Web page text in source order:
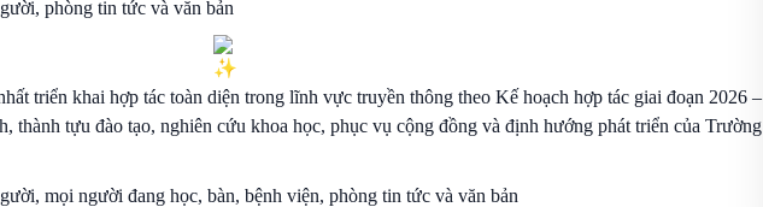
triển khai hợp tác toàn diện trong lĩnh vực truyền thông theo Kế hoạch hợp tác giai đoạn 2026 –
thành tựu đào tạo, nghiên cứu khoa học, phục vụ cộng đồng và định hướng phát triển của Trường